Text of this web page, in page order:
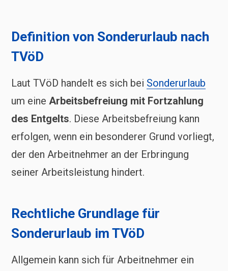
Definition von Sonderurlaub nach
TVöD
Laut TVöD handelt es sich bei Sonderurlaub
um eine Arbeitsbefreiung mit Fortzahlung
des Entgelts. Diese Arbeitsbefreiung kann
erfolgen, wenn ein besonderer Grund vorliegt,
der den Arbeitnehmer an der Erbringung
seiner Arbeitsleistung hindert.
Rechtliche Grundlage für
Sonderurlaub im TVöD
Allgemein kann sich für Arbeitnehmer ein